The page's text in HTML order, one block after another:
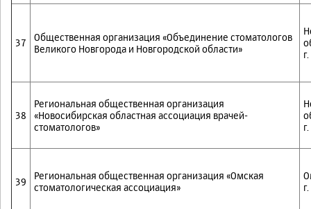
37
Общественная организация «Объединение стоматологов
Великого Новгорода и Новгородской области»
38
Региональная общественная организация
«Новосибирская областная ассоциация врачей-
стоматологов»
39
Региональная общественная организация «Омская
стоматологическая ассоциация»